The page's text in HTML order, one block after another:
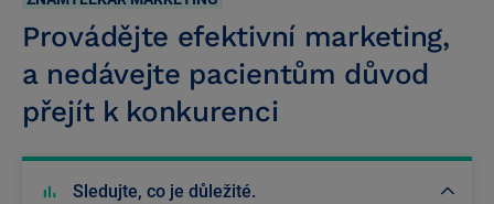
Provádějte efektivní marketing,
a nedávejte pacientům důvod
přejít k konkurenci
Sledujte, co je důležité.